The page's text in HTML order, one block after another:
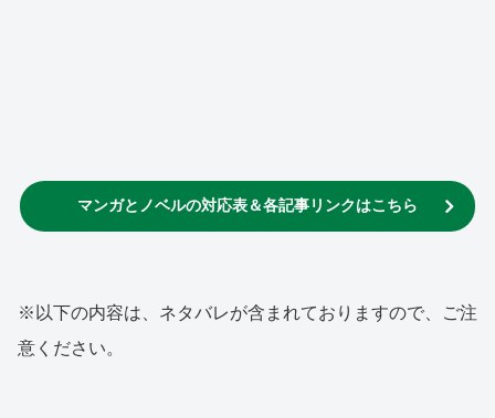
マンガとノベルの対応表＆各記事リンクはこちら
※以下の内容は、ネタバレが含まれておりますので、ご注
意ください。